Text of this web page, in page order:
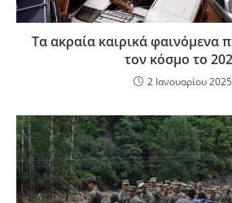
Τα ακραία καιρικά φαινόμενα
τον κόσμο το
2 Ιανουαρίου 2025